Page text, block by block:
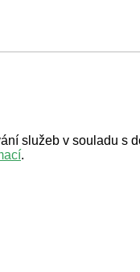
služeb v souladu s
.